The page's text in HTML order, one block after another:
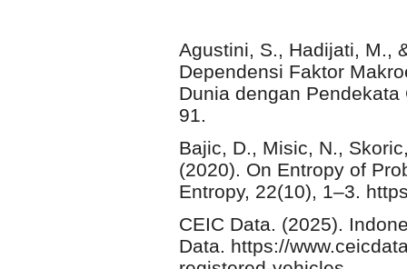
Agustini, S., Hadijati, M.,
Dependensi Faktor
Dunia dengan
91.
Bajic, D., Misic, N.,
(2020). On Entropy of
Entropy, 22(10), 1–3.
CEIC Data. (2025).
Data. https://